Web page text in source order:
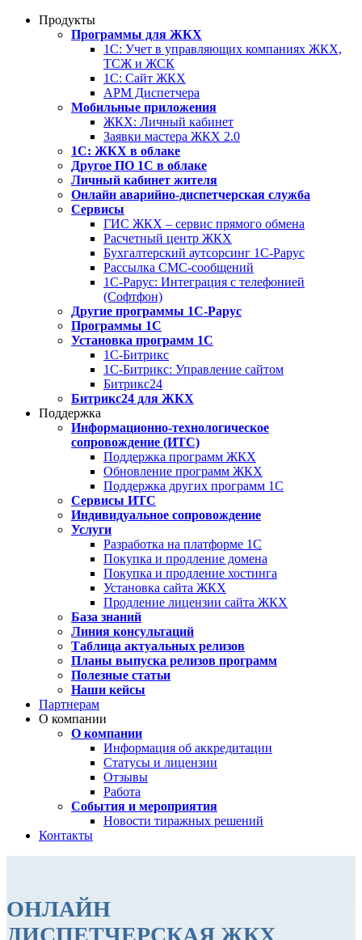
Продукты
Программы для ЖКХ
1С: Учет в управляющих компаниях ЖКХ,
ТСЖ и ЖСК
1С: Сайт ЖКХ
АРМ Диспетчера
Мобильные приложения
ЖКХ: Личный кабинет
Заявки мастера ЖКХ 2.0
1С: ЖКХ в облаке
Другое ПО 1С в облаке
Личный кабинет жителя
Онлайн аварийно-диспетчерская служба
Сервисы
ГИС ЖКХ – сервис прямого обмена
Расчетный центр ЖКХ
Бухгалтерский аутсорсинг 1С-Рарус
Рассылка СМС-сообщений
1С-Рарус: Интеграция с телефонией
(Софтфон)
Другие программы 1С-Рарус
Программы 1С
Установка программ 1С
1С-Битрикс
1С-Битрикс: Управление сайтом
Битрикс24
Битрикс24 для ЖКХ
Поддержка
Информационно-технологическое
сопровождение (ИТС)
Поддержка программ ЖКХ
Обновление программ ЖКХ
Поддержка других программ 1С
Сервисы ИТС
Индивидуальное сопровождение
Услуги
Разработка на платформе 1С
Покупка и продление домена
Покупка и продление хостинга
Установка сайта ЖКХ
Продление лицензии сайта ЖКХ
База знаний
Линия консультаций
Таблица актуальных релизов
Планы выпуска релизов программ
Полезные статьи
Наши кейсы
Партнерам
О компании
О компании
Информация об аккредитации
Статусы и лицензии
Отзывы
Работа
События и мероприятия
Новости тиражных решений
Контакты
ОНЛАЙН
ДИСПЕТЧЕРСКАЯ ЖКХ